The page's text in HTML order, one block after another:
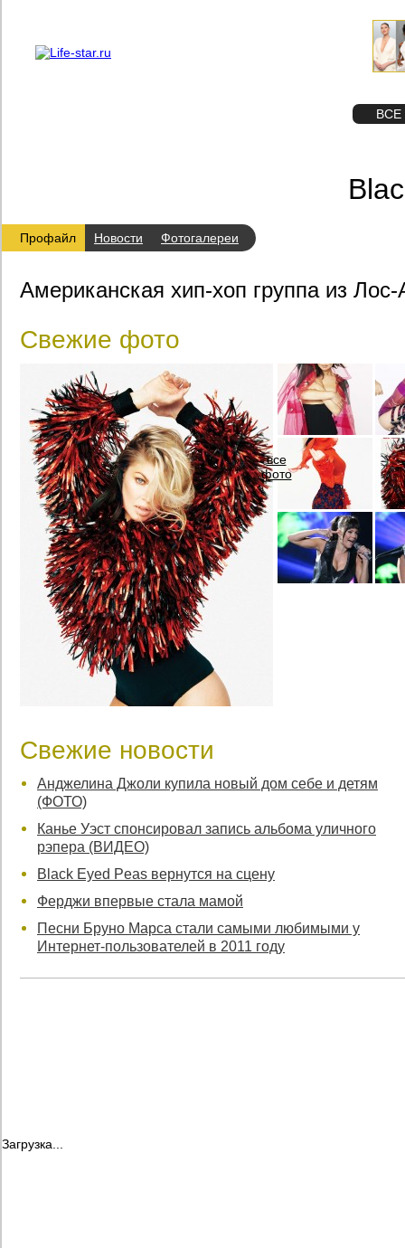
ВСЕ
Профайл Новости Фотогалереи
Американская хип-хоп группа из
Свежие фото
все
фото
Свежие новости
Анджелина Джоли купила новый дом себе и детям
(ФОТО)
Канье Уэст спонсировал запись альбома уличного
рэпера (ВИДЕО)
Black Eyed Peas вернутся на сцену
Ферджи впервые стала мамой
Песни Бруно Марса стали самыми любимыми у
Интернет-пользователей в 2011 году
Загрузка...